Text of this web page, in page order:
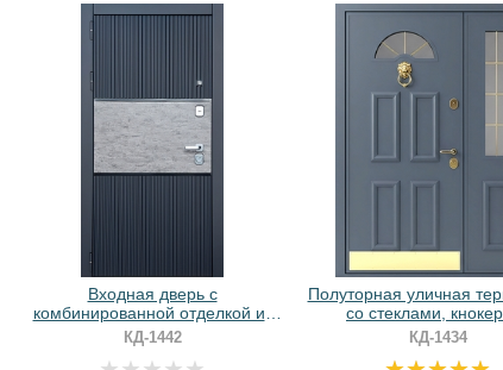
Входная дверь с
комбинированной отделкой из
синих панелей МДФ + вставка
ПВХ
КД-1442
Полуторная уличная
со стеклами,
отбойником, скрытыми
и панелями МДФ RAL с
КД-1434